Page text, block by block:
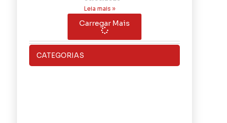
Leia mais »
Carregar Mais
CATEGORIAS